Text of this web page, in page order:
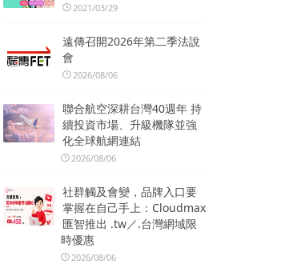
2021/03/29
遠傳召開2026年第二季法說
會
2026/08/06
聯合航空深耕台灣40週年 持
續投資市場、升級機隊並強
化全球航網連結
2026/08/06
社群觸及會變，品牌入口要
掌握在自己手上：Cloudmax
匯智推出 .tw／.台灣網域限
時優惠
2026/08/06